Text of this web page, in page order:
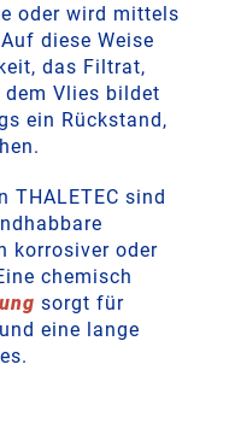
oder wird mittels
diese Weise
das Filtrat,
Vlies bildet
ein Rückstand,
THALETEC sind
korrosiver oder
chemisch
sorgt für
eine lange